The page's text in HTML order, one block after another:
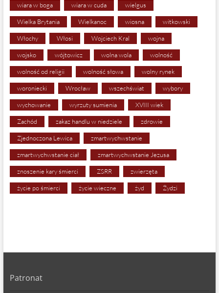
wiara w boga wiara w cuda wielgus
Wielka Brytania Wielkanoc wiosna witkowski
Włochy Włosi Wojciech Kral wojna
wojsko wójtowicz wolna wola wolność
wolność od religii wolność słowa wolny rynek
woroniecki Wrocław wszechświat wybory
wychowanie wyrzuty sumienia XVIII wiek
Zachód zakaz handlu w niedziele zdrowie
Zjednoczona Lewica zmartwychwstanie
zmartwychwstanie ciał zmartwychwstanie Jezusa
znoszenie kary śmierci ZSRR zwierzęta
życie po śmierci życie wieczne żyd Żydzi
Patronat